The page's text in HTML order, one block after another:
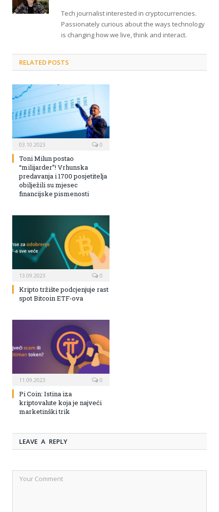
Tech journalist interested in cryptocurrencies.
Passionately curious about the ways technology
is changing how we live, think and interact.
RELATED POSTS
03.10.2023 0
Toni Milun postao
“milijarder”! Vrhunska
predavanja i 1700 posjetitelja
obilježili su mjesec
financijske pismenosti
13.09.2023 0
Kripto tržište podcjenjuje rast
spot Bitcoin ETF-ova
11.09.2023 0
Pi Coin: Istina iza
kriptovalute koja je najveći
marketinški trik
LEAVE A REPLY